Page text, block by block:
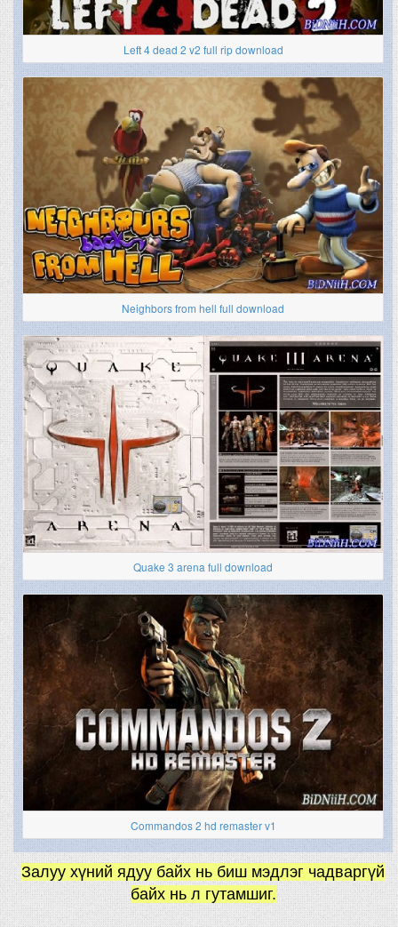
Left 4 dead 2 v2 full rip download
Neighbors from hell full download
Quake 3 arena full download
Commandos 2 hd remaster v1
Залуу хүний ядуу байх нь биш мэдлэг чадваргүй
байх нь л гутамшиг.